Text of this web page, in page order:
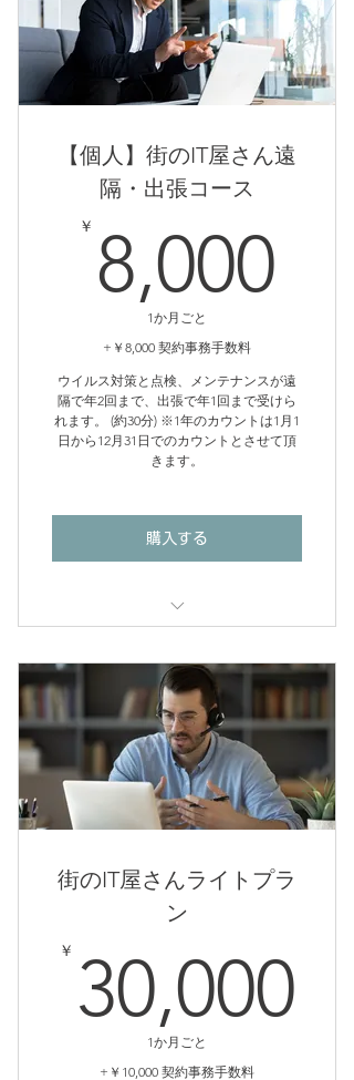
【個人】街のIT屋さん遠
隔・出張コース
￥ 8,000
1か月ごと
+￥8,000 契約事務手数料
ウイルス対策と点検、メンテナンスが遠
隔で年2回まで、出張で年1回まで受けら
れます。 (約30分) ※1年のカウントは1月1
日から12月31日でのカウントとさせて頂
きます。
購入する
の場合は、1回当たり優待価格
(10,000円税別)にて承ります。
街のIT屋さんライトプラ
ン
￥ 30,000
1か月ごと
+￥10,000 契約事務手数料